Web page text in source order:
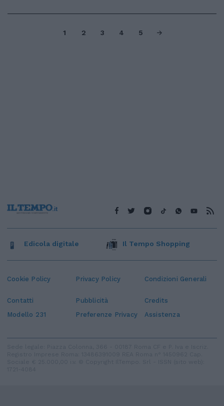
1 2 3 4 5
Cookie Policy Privacy Policy Condizioni Generali
Contatti Pubblicità
Credits
Modello 231
Preferenze Privacy Assistenza
Edicola digitale Il Tempo Shopping